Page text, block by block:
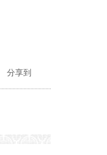
分享到